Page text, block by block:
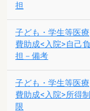
担
子ども・学生等医療
費助成<入院>自己負
担－備考
子ども・学生等医療
費助成<入院>所得制
限